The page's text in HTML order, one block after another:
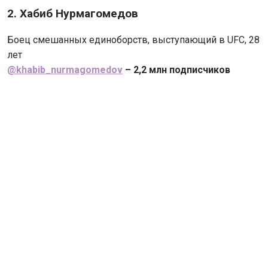
2. Хабиб Нурмагомедов
Боец смешанных единоборств, выступающий в UFC, 28
лет
@khabib_nurmagomedov – 2,2 млн подписчиков